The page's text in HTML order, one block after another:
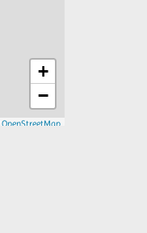
+
−
OpenStreetMap